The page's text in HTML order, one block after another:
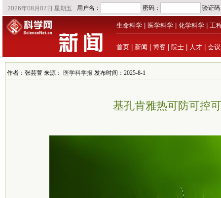
生命科学 医学科学 化学科学 工
首页 新闻 博客 院士 人才 会议
作者：张芸萱 来源： 医学科学报 发布时间：2025-8-1
基孔肯雅热可防可控